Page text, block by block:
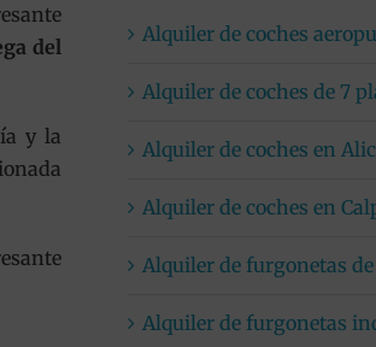
del
y la
Alquiler de coches
Alquiler de coches de 7
Alquiler de coches en
Alquiler de coches en
Alquiler de furgonetas
Alquiler de furgonetas